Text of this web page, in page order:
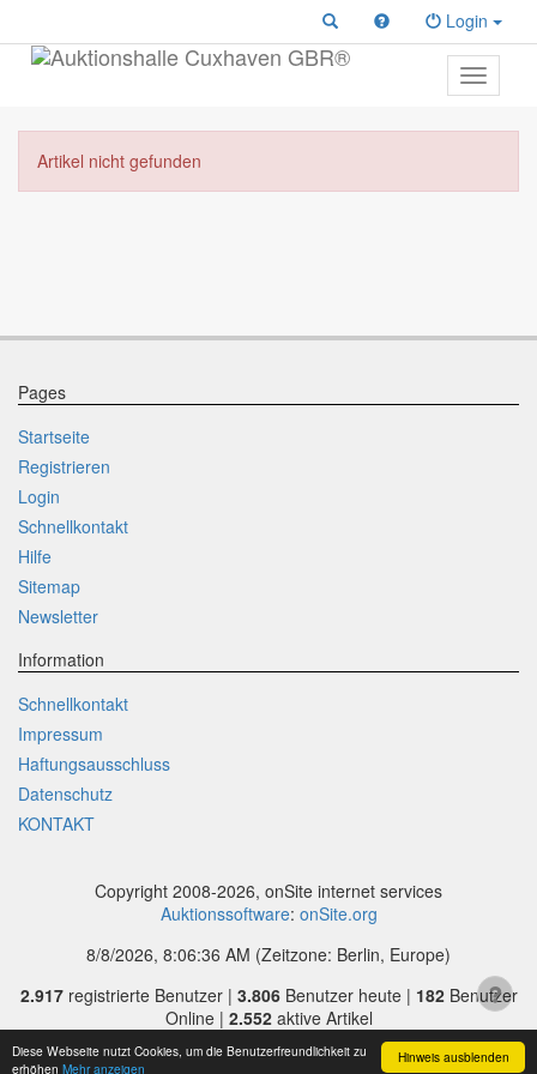
Hinweis ausblenden
Diese Webseite nutzt Cookies, um die Benutzerfreundlichkeit zu
erhöhen Mehr anzeigen
Login
Toggle
primary
Artikel nicht gefunden
Pages
Startseite
Registrieren
Login
Schnellkontakt
Hilfe
Sitemap
Newsletter
Information
Schnellkontakt
Impressum
Haftungsausschluss
Datenschutz
KONTAKT
Copyright 2008-2026, onSite internet services
Auktionssoftware: onSite.org
8/8/2026, 8:06:36 AM (Zeitzone: Berlin, Europe)
2.917registrierte Benutzer | 3.806Benutzer heute | 182Benutzer
Online | 2.552aktive Artikel